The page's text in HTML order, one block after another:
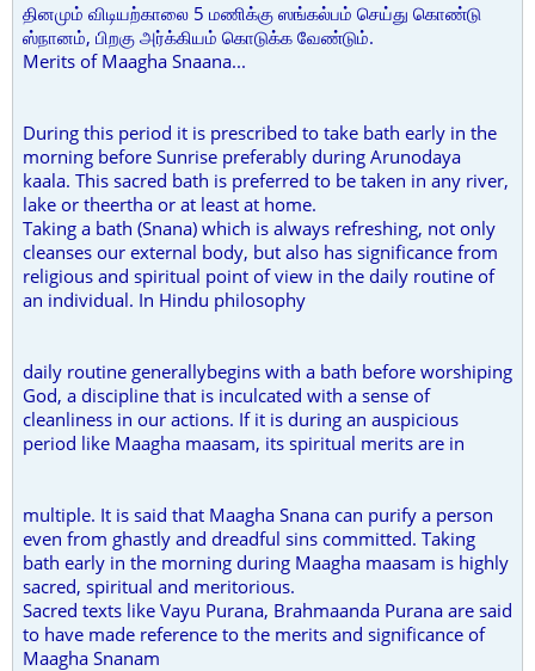
தினமும் விடியற்காலை 5 மணிக்கு ஸங்கல்பம் செய்து கொண்டு
ஸ்நானம், பிறகு அர்க்கியம் கொடுக்க வேண்டும்.
Merits of Maagha Snaana...
During this period it is prescribed to take bath early in the
morning before Sunrise preferably during Arunodaya
kaala. This sacred bath is preferred to be taken in any river,
lake or theertha or at least at home.
Taking a bath (Snana) which is always refreshing, not only
cleanses our external body, but also has significance from
religious and spiritual point of view in the daily routine of
an individual. In Hindu philosophy
daily routine generallybegins with a bath before worshiping
God, a discipline that is inculcated with a sense of
cleanliness in our actions. If it is during an auspicious
period like Maagha maasam, its spiritual merits are in
multiple. It is said that Maagha Snana can purify a person
even from ghastly and dreadful sins committed. Taking
bath early in the morning during Maagha maasam is highly
sacred, spiritual and meritorious.
Sacred texts like Vayu Purana, Brahmaanda Purana are said
to have made reference to the merits and significance of
Maagha Snanam